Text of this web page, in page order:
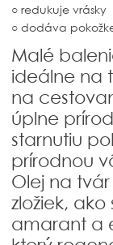
○ redukuje vrásky
○ dodáva
Malé
ideálne na
na
úplne
starnutiu
prírodnou
Olej na
zložiek, ako
amarant a